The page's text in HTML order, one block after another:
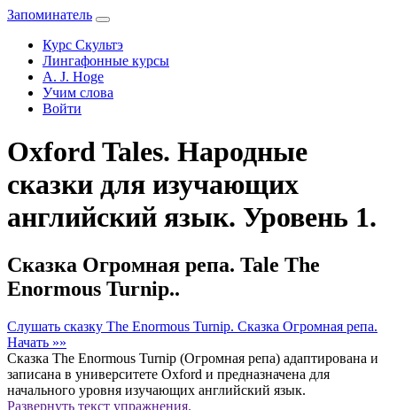
Запоминатель
Курс Скультэ
Лингафонные курсы
A. J. Hoge
Учим слова
Войти
Oxford Tales. Народные
сказки для изучающих
английский язык. Уровень 1.
Сказка Огромная репа. Tale The
Enormous Turnip..
Слушать сказку The Enormous Turnip. Сказка Огромная репа.
Начать »»
Сказка The Enormous Turnip (Огромная репа) адаптирована и
записана в университете Oxford и предназначена для
начального уровня изучающих английский язык.
Развернуть текст упражнения.